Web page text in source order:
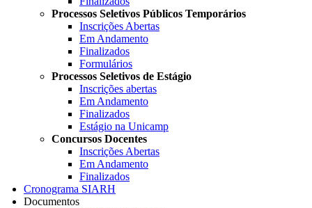
Processos Seletivos Públicos Temporários
Inscrições Abertas
Em Andamento
Finalizados
Formulários
Processos Seletivos de Estágio
Inscrições abertas
Em Andamento
Finalizados
Estágio na Unicamp
Concursos Docentes
Inscrições Abertas
Em Andamento
Finalizados
Cronograma SIARH
Documentos